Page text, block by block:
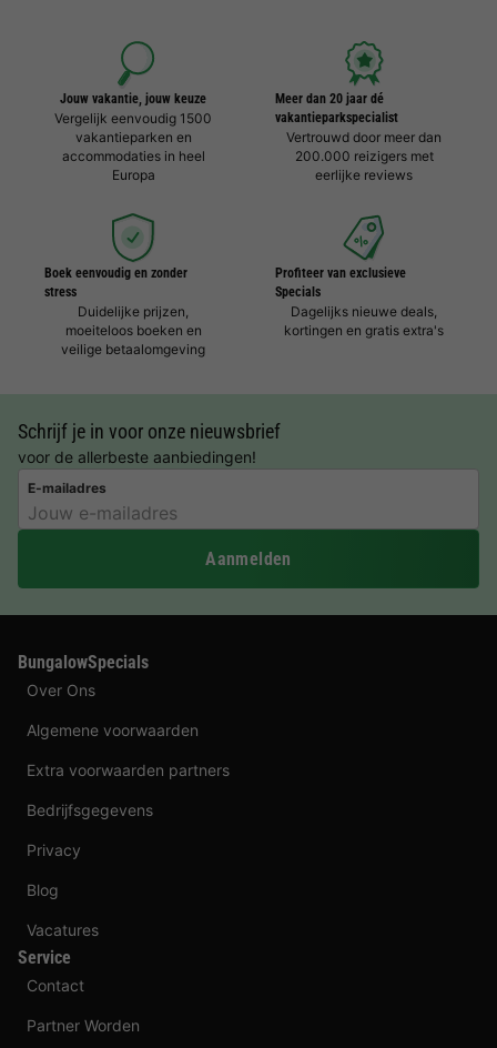
Jouw vakantie, jouw keuze
Vergelijk eenvoudig 1500
vakantieparken en
accommodaties in heel
Europa
Meer dan 20 jaar dé
vakantieparkspecialist
Vertrouwd door meer dan
200.000 reizigers met
eerlijke reviews
Boek eenvoudig en zonder
stress
Duidelijke prijzen,
moeiteloos boeken en
veilige betaalomgeving
Profiteer van exclusieve
Specials
Dagelijks nieuwe deals,
kortingen en gratis extra's
Schrijf je in voor onze nieuwsbrief
voor de allerbeste aanbiedingen!
E-mailadres
Aanmelden
BungalowSpecials
Over Ons
Algemene voorwaarden
Extra voorwaarden partners
Bedrijfsgegevens
Privacy
Blog
Vacatures
Service
Contact
Partner Worden